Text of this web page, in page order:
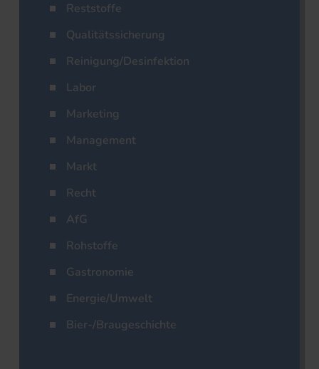
Reststoffe
Qualitätssicherung
Reinigung/Desinfektion
Labor
Marketing
Management
Markt
Recht
AfG
Rohstoffe
Gastronomie
Energie/Umwelt
Bier-/Braugeschichte